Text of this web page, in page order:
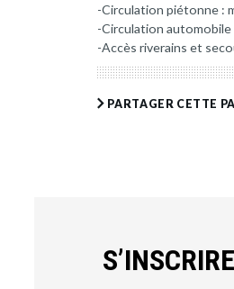
-Circulation piétonne :
-Circulation automobile
-Accès riverains et
PARTAGER CETTE